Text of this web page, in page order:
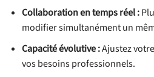
Collaboration en temps réel :
modifier simultanément un
Capacité évolutive :Ajustez
vos besoins professionnels.